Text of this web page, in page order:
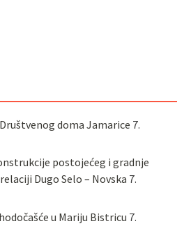
doma Jamarice 7.
postojećeg i gradnje
Dugo Selo – Novska 7.
u Mariju Bistricu 7.